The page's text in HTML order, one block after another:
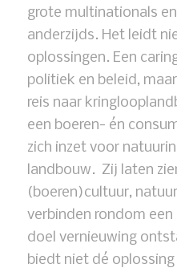
grote multinationals
anderzijds. Het leidt
oplossingen. Een
politiek en beleid,
reis naar
een boeren- én
zich inzet voor
landbouw. Zij laten
(boeren)cultuur,
verbinden rondom
doel vernieuwing
biedt niet dé